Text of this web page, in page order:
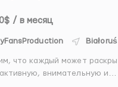
/ в месяц
что каждый может
внимательную и